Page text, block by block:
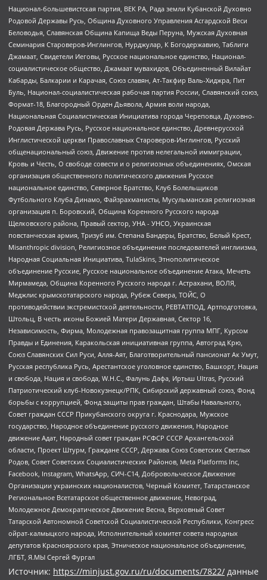
Национал-большевистская партия, ВЕК РА, Рада земли Кубанской Духовно
Родовой Державы Русь, Община Духовного Управления Асгардской Веси
Беловодья, Славянская Община Капища Веды Перуна, Мужская Духовная
Семинария Староверов-Инглингов, Нурджулар, К Богодержавию, Таблиги
Джамаат, Свидетели Иеговы, Русское национальное единство, Национал-
социалистическое общество, Джамаат мувахидов, Объединенный Вилайат
Кабарды, Балкарии и Карачая, Союз славян, Ат-Такфир Валь-Хиджра, Пит
Буль, Национал-социалистическая рабочая партия России, Славянский союз,
Формат-18, Благородный Орден Дьявола, Армия воли народа,
Национальная Социалистическая Инициатива города Череповца, Духовно-
Родовая Держава Русь, Русское национальное единство, Древнерусской
Инглистической церкви Православных Староверов-Инглингов, Русский
общенациональный союз, Движение против нелегальной иммиграции,
Кровь и Честь, О свободе совести и о религиозных объединениях, Омская
организация общественного политического движения Русское
национальное единство, Северное Братство, Клуб Болельщиков
Футбольного Клуба Динамо, Файзрахманисты, Мусульманская религиозная
организация п. Боровский, Община Коренного Русского народа
Щелковского района, Правый сектор, УНА - УНСО, Украинская
повстанческая армия, Тризуб им. Степана Бандеры, Братство, Белый Крест,
Misanthropic division, Религиозное объединение последователей инглиизма,
Народная Социальная Инициатива, TulaSkins, Этнополитическое
объединение Русские, Русское национальное объединение Атака, Мечеть
Мирмамеда, Община Коренного Русского народа г. Астрахани, ВОЛЯ,
Меджлис крымскотатарского народа, Рубеж Севера, ТОЙС, О
противодействии экстремистской деятельности, РЕВТАТПОД, Артподготовка,
Штольц, В честь иконы Божией Матери Державная, Сектор 16,
Независимость, Фирма, Молодежная правозащитная группа МПГ, Курсом
Правды и Единения, Каракольская инициативная группа, Автоград Крю,
Союз Славянских Сил Руси, Алля-Аят, Благотворительный пансионат Ак Умут,
Русская республика Русь, Арестантское уголовное единство, Башкорт, Нация
и свобода, Нация и свобода, W.H.С., Фалунь Дафа, Иртыш Ultras, Русский
Патриотический клуб-Новокузнецк/РПК, Сибирский державный союз, Фонд
борьбы с коррупцией, Фонд защиты прав граждан, Штабы Навального,
Совет граждан СССР Прикубанского округа г. Краснодара, Мужское
государство, Народное объединение русского движения, Народное
движение Адат, Народный совет граждан РСФСР СССР Архангельской
области, Проект Штурм, Граждане СССР, Держава Союз Советских Светлых
Родов, Совет Советских Социалистических Районов, Meta Platforms Inc,
Facebook, Instagram, WhatsApp, СИЧ-С14, Добровольческое Движение
Организации украинских националистов, Черный Комитет, Татарстанское
Региональное Всетатарское общественное движение, Невоград,
Молодежное Демократическое Движение Весна, Верховный Совет
Татарской Автономной Советской Социалистической Республики, Конгресс
ойрат-калмыцкого народа, Исполнительный комитет совета народных
депутатов Красноярского края, Этническое национальное объединение,
ЛГБТ, Я.МЫ Сергей Фургал
Источник: https://minjust.gov.ru/ru/documents/7822/ данные